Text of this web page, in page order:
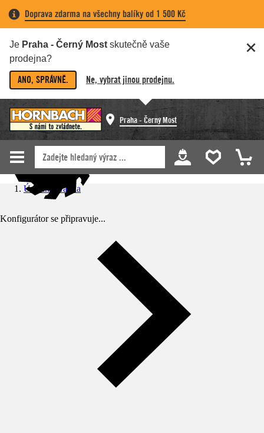
Doprava zdarma na všechny balíky od 1 500 Kč
Je Praha - Černý Most skutečně vaše
prodejna?
ANO, SPRÁVNĚ. Ne, vybrat jinou prodejnu.
Praha - Černý Most
Konfigurátor se připravuje...
Úvodní stránka